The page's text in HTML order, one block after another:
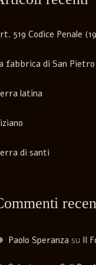
519 Codice Penale
fabbrica di San Pietro
latina
di santi
Paolo Speranzasu Il